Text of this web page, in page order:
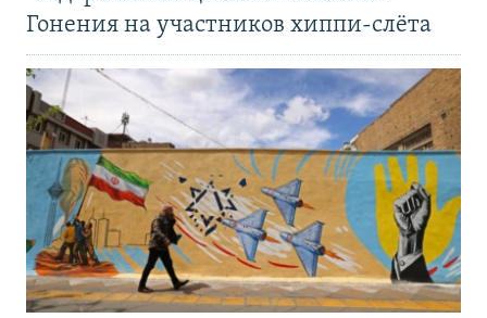
Гонения на участников хиппи-слёта